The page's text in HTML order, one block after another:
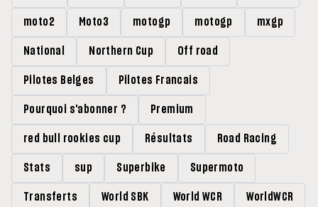
moto2 Moto3 motogp motogp mxgp
National Northern Cup Off road
Pilotes Belges Pilotes Francais
Pourquoi s'abonner ? Premium
red bull rookies cup Résultats Road Racing
Stats sup Superbike Supermoto
Transferts World SBK World WCR WorldWCR